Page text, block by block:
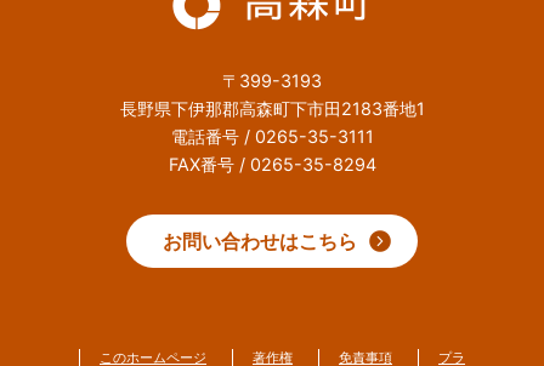
〒399-3193
長野県下伊那郡高森町下市田2183番地1
電話番号 / 0265-35-3111
FAX番号 / 0265-35-8294
お問い合わせはこちら
このホームページ 著作権 免責事項 プラ